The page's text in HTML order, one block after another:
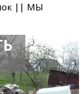
|| МЫ